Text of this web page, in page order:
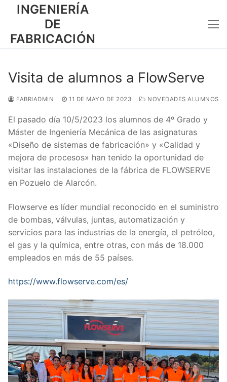
INGENIERÍA
DE
FABRICACIÓN
Visita de alumnos a FlowServe
FABRIADMIN 11 DE MAYO DE 2023 NOVEDADES ALUMNOS
El pasado día 10/5/2023 los alumnos de 4º Grado y
Máster de Ingeniería Mecánica de las asignaturas
«Diseño de sistemas de fabricación» y «Calidad y
mejora de procesos» han tenido la oportunidad de
visitar las instalaciones de la fábrica de FLOWSERVE
en Pozuelo de Alarcón.
Flowserve es líder mundial reconocido en el suministro
de bombas, válvulas, juntas, automatización y
servicios para las industrias de la energía, el petróleo,
el gas y la química, entre otras, con más de 18.000
empleados en más de 55 países.
https://www.flowserve.com/es/